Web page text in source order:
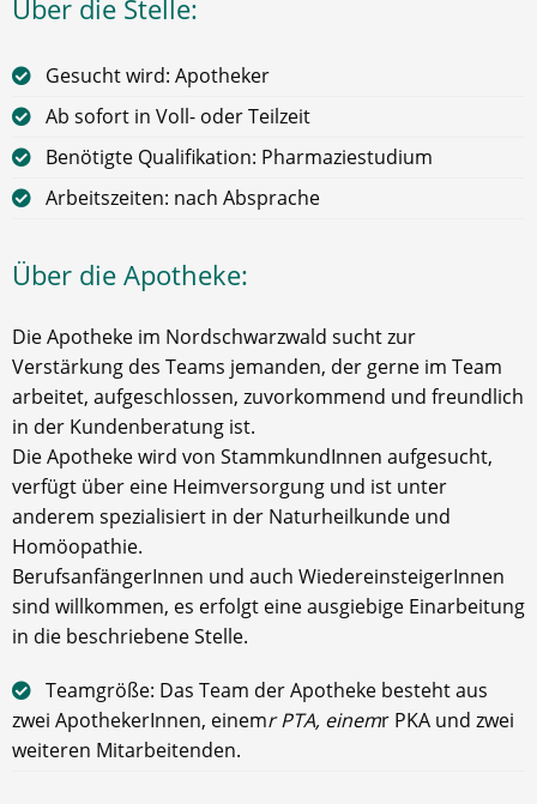
Über die Stelle:
Gesucht wird: Apotheker
Ab sofort in Voll- oder Teilzeit
Benötigte Qualifikation: Pharmaziestudium
Arbeitszeiten: nach Absprache
Über die Apotheke:
Die Apotheke im Nordschwarzwald sucht zur
Verstärkung des Teams jemanden, der gerne im Team
arbeitet, aufgeschlossen, zuvorkommend und freundlich
in der Kundenberatung ist.
Die Apotheke wird von StammkundInnen aufgesucht,
verfügt über eine Heimversorgung und ist unter
anderem spezialisiert in der Naturheilkunde und
Homöopathie.
BerufsanfängerInnen und auch WiedereinsteigerInnen
sind willkommen, es erfolgt eine ausgiebige Einarbeitung
in die beschriebene Stelle.
Teamgröße: Das Team der Apotheke besteht aus
zwei ApothekerInnen, einemr PTA, einemr PKA und zwei
weiteren Mitarbeitenden.